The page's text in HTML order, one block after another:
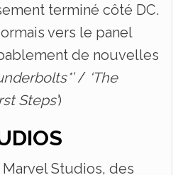
terminé côté DC.
vers le panel
de nouvelles
/ ‘The
Steps’)
Studios, des